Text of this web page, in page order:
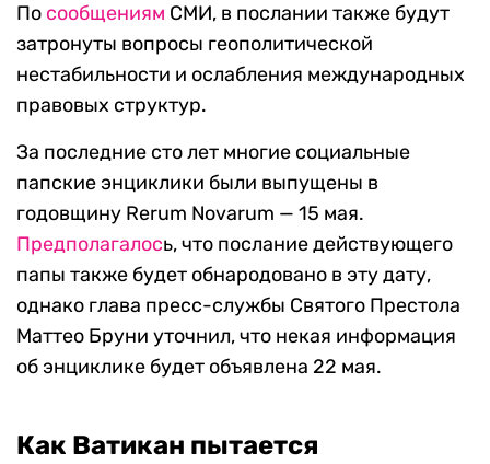
По сообщениям СМИ, в послании также будут
затронуты вопросы геополитической
нестабильности и ослабления международных
правовых структур.
За последние сто лет многие социальные
папские энциклики были выпущены в
годовщину Rerum Novarum — 15 мая.
Предполагалось, что послание действующего
папы также будет обнародовано в эту дату,
однако глава пресс-службы Святого Престола
Маттео Бруни уточнил, что некая информация
об энциклике будет объявлена 22 мая.
Как Ватикан пытается